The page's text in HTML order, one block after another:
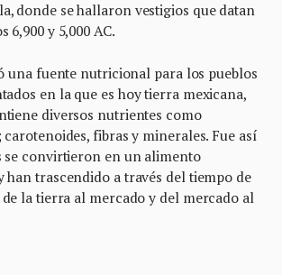
donde se hallaron vestigios que datan
6,900 y 5,000 AC.
una fuente nutricional para los pueblos
en la que es hoy tierra mexicana,
diversos nutrientes como
fibras y minerales. Fue así
se convirtieron en un alimento
han trascendido a través del tiempo de
la tierra al mercado y del mercado al